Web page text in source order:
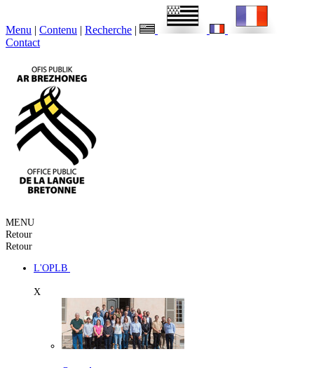
Menu | Contenu | Recherche |
Contact
MENU
Retour
Retour
L'OPLB
X